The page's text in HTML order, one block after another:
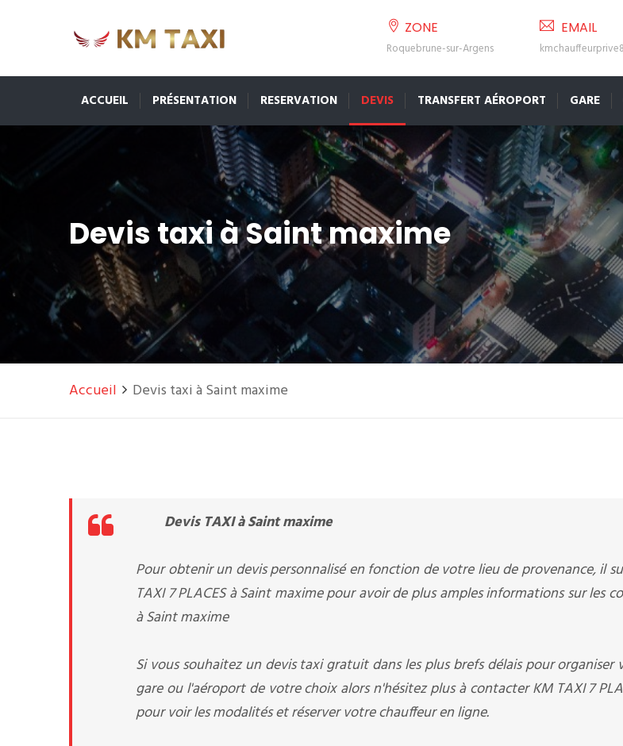
ZONE
Roquebrune-sur-Argens
EMAIL
ACCUEIL PRÉSENTATION RESERVATION DEVIS TRANSFERT AÉROPORT GARE
Devis taxi à Saint maxime
Accueil Devis taxi à Saint maxime
Devis TAXI à Saint maxime
Pour obtenir un devis personnalisé en fonction de votre lieu de provenance, il
TAXI 7 PLACES à Saint maxime pour avoir de plus amples informations sur les
à Saint maxime
Si vous souhaitez un devis taxi gratuit dans les plus brefs délais pour organiser
gare ou l'aéroport de votre choix alors n'hésitez plus à contacter KM TAXI 7
pour voir les modalités et réserver votre chauffeur en ligne.